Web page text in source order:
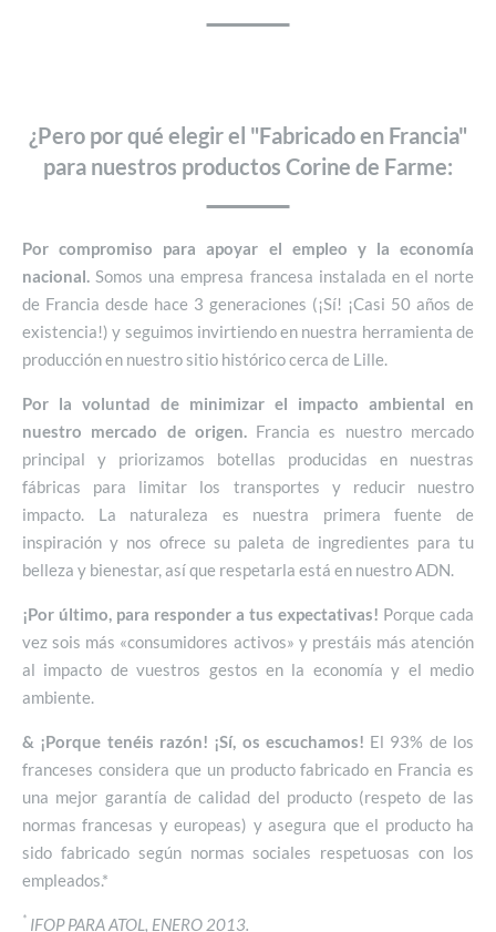
¿Pero por qué elegir el "Fabricado en Francia"
para nuestros productos Corine de Farme:
Por compromiso para apoyar el empleo y la economía
nacional. Somos una empresa francesa instalada en el norte
de Francia desde hace 3 generaciones (¡Sí! ¡Casi 50 años de
existencia!) y seguimos invirtiendo en nuestra herramienta de
producción en nuestro sitio histórico cerca de Lille.
Por la voluntad de minimizar el impacto ambiental en
nuestro mercado de origen. Francia es nuestro mercado
principal y priorizamos botellas producidas en nuestras
fábricas para limitar los transportes y reducir nuestro
impacto. La naturaleza es nuestra primera fuente de
inspiración y nos ofrece su paleta de ingredientes para tu
belleza y bienestar, así que respetarla está en nuestro ADN.
¡Por último, para responder a tus expectativas! Porque cada
vez sois más «consumidores activos» y prestáis más atención
al impacto de vuestros gestos en la economía y el medio
ambiente.
& ¡Porque tenéis razón! ¡Sí, os escuchamos! El 93% de los
franceses considera que un producto fabricado en Francia es
una mejor garantía de calidad del producto (respeto de las
normas francesas y europeas) y asegura que el producto ha
sido fabricado según normas sociales respetuosas con los
empleados.*
* IFOP PARA ATOL, ENERO 2013.